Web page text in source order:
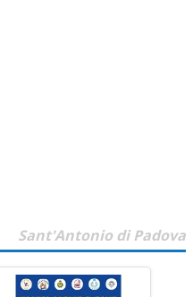
Sant'Antonio di Padova